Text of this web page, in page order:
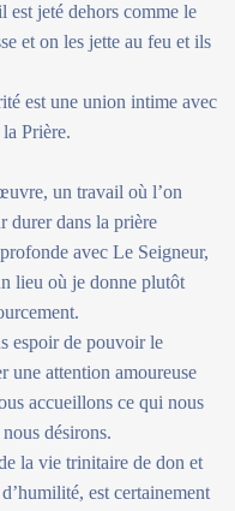
est jeté dehors comme le
et on les jette au feu et ils
est une union intime avec
Prière.
un travail où l’on
durer dans la prière
avec Le Seigneur,
lieu où je donne plutôt
espoir de pouvoir le
une attention amoureuse
accueillons ce qui nous
désirons.
la vie trinitaire de don et
est certainement